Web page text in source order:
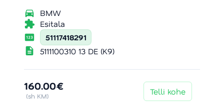
directions_car BMW
extension Esitala
pin 51117418291
description 5111100310 13 DE (K9)
160.00€
(sh KM) Telli kohe